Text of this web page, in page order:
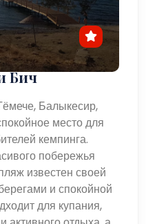
Бич
Балыкесир,
место для
кемпинга.
побережья
известен своей
и спокойной
для купания,